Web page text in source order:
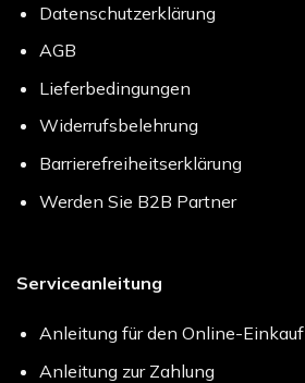
Datenschutzerklärung
AGB
Lieferbedingungen
Widerrufsbelehrung
Barrierefreiheitserklärung
Werden Sie B2B Partner
Serviceanleitung
Anleitung für den Online-Einkauf
Anleitung zur Zahlung